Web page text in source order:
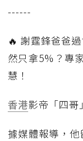
------
🔥 謝霆鋒爸爸
然只拿5%？專
慧！
香港影帝「四哥
據媒體報導，